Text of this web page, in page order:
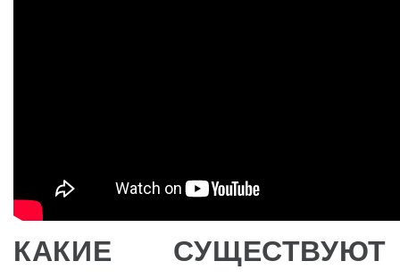
КАКИЕ СУЩЕСТВУЮТ